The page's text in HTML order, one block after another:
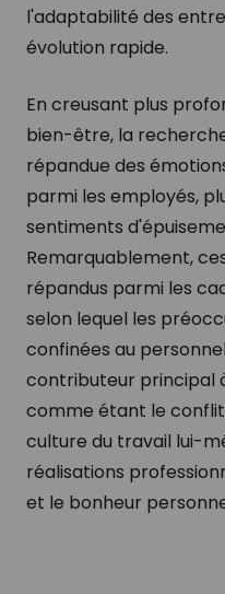
l'adaptabilité des
évolution rapide.
En creusant plus
bien-être, la
répandue des
parmi les employés,
sentiments
Remarquablement,
répandus parmi les
selon lequel les
confinées au
contributeur principal
comme étant le
culture du travail lui-
réalisations
et le bonheur